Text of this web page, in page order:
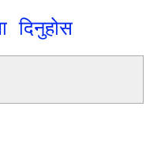
दिनुहोस